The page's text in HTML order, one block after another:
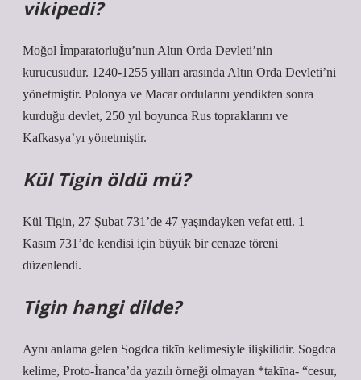
vikipedi?
Moğol İmparatorluğu’nun Altın Orda Devleti’nin
kurucusudur. 1240-1255 yılları arasında Altın Orda Devleti’ni
yönetmiştir. Polonya ve Macar ordularını yendikten sonra
kurduğu devlet, 250 yıl boyunca Rus topraklarını ve
Kafkasya’yı yönetmiştir.
Kül Tigin öldü mü?
Kül Tigin, 27 Şubat 731’de 47 yaşındayken vefat etti. 1
Kasım 731’de kendisi için büyük bir cenaze töreni
düzenlendi.
Tigin hangi dilde?
Aynı anlama gelen Sogdca tikīn kelimesiyle ilişkilidir. Sogdca
kelime, Proto-İranca’da yazılı örneği olmayan *takīna- “cesur,